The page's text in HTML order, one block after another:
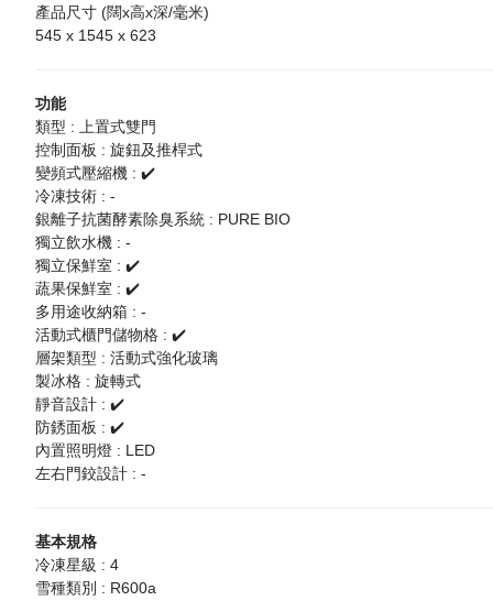
產品尺寸 (闊x高x深/毫米)
545 x 1545 x 623
功能
類型 : 上置式雙門
控制面板 : 旋鈕及推桿式
變頻式壓縮機 : ✔️
冷凍技術 : -
銀離子抗菌酵素除臭系統 : PURE BIO
獨立飲水機 : -
獨立保鮮室 : ✔️
蔬果保鮮室 : ✔️
多用途收納箱 : -
活動式櫃門儲物格 : ✔️
層架類型 : 活動式強化玻璃
製冰格 : 旋轉式
靜音設計 : ✔️
防銹面板 : ✔️
內置照明燈 : LED
左右門鉸設計 : -
基本規格
冷凍星級 : 4
雪種類別 : R600a